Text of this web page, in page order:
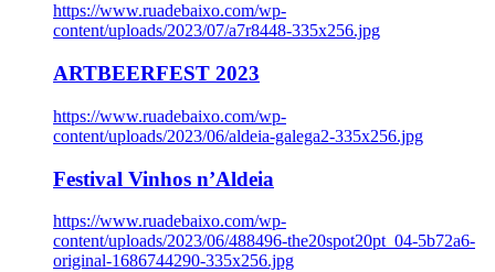
https://www.ruadebaixo.com/wp-
content/uploads/2023/07/a7r8448-335x256.jpg
ARTBEERFEST 2023
https://www.ruadebaixo.com/wp-
content/uploads/2023/06/aldeia-galega2-335x256.jpg
Festival Vinhos n’Aldeia
https://www.ruadebaixo.com/wp-
content/uploads/2023/06/488496-the20spot20pt_04-5b72a6-
original-1686744290-335x256.jpg